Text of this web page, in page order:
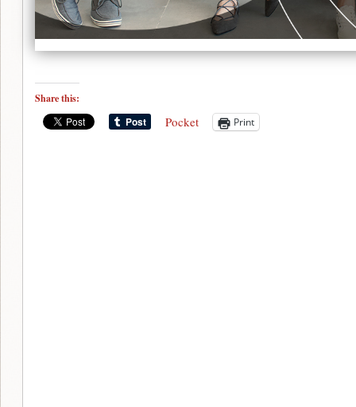
Share this:
Pocket Print